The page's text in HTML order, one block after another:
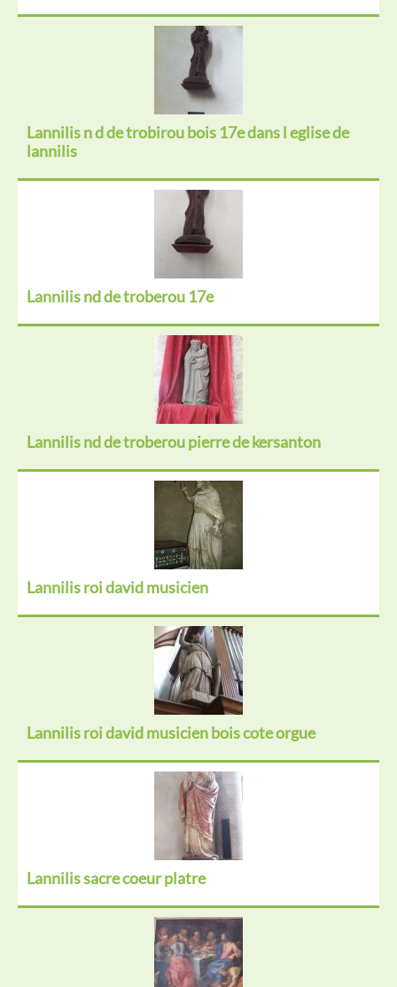
Lannilis n d de trobirou bois 17e dans l eglise de
lannilis
Lannilis nd de troberou 17e
Lannilis nd de troberou pierre de kersanton
Lannilis roi david musicien
Lannilis roi david musicien bois cote orgue
Lannilis sacre coeur platre